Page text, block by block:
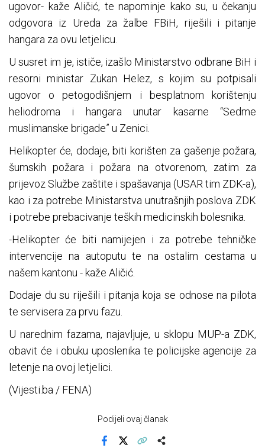
ugovor- kaže Aličić, te napominje kako su, u čekanju
odgovora iz Ureda za žalbe FBiH, riješili i pitanje
hangara za ovu letjelicu.
U susret im je, ističe, izašlo Ministarstvo odbrane BiH i
resorni ministar Zukan Helez, s kojim su potpisali
ugovor o petogodišnjem i besplatnom korištenju
heliodroma i hangara unutar kasarne “Sedme
muslimanske brigade” u Zenici.
Helikopter će, dodaje, biti korišten za gašenje požara,
šumskih požara i požara na otvorenom, zatim za
prijevoz Službe zaštite i spašavanja (USAR tim ZDK-a),
kao i za potrebe Ministarstva unutrašnjih poslova ZDK
i potrebe prebacivanje teških medicinskih bolesnika.
-Helikopter će biti namijejen i za potrebe tehničke
intervencije na autoputu te na ostalim cestama u
našem kantonu - kaže Aličić.
Dodaje du su riješili i pitanja koja se odnose na pilota
te servisera za prvu fazu.
U narednim fazama, najavljuje, u sklopu MUP-a ZDK,
obavit će i obuku uposlenika te policijske agencije za
letenje na ovoj letjelici.
(Vijesti.ba / FENA)
Podijeli ovaj članak